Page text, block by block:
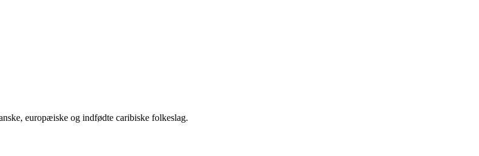
europæiske og indfødte caribiske folkeslag.